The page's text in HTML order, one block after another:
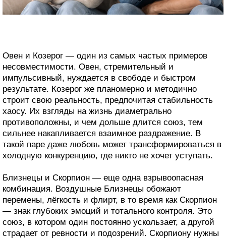
Овен и Козерог — один из самых частых примеров
несовместимости. Овен, стремительный и
импульсивный, нуждается в свободе и быстром
результате. Козерог же планомерно и методично
строит свою реальность, предпочитая стабильность
хаосу. Их взгляды на жизнь диаметрально
противоположны, и чем дольше длится союз, тем
сильнее накапливается взаимное раздражение. В
такой паре даже любовь может трансформироваться в
холодную конкуренцию, где никто не хочет уступать.
Близнецы и Скорпион — еще одна взрывоопасная
комбинация. Воздушные Близнецы обожают
перемены, лёгкость и флирт, в то время как Скорпион
— знак глубоких эмоций и тотального контроля. Это
союз, в котором один постоянно ускользает, а другой
страдает от ревности и подозрений. Скорпиону нужны